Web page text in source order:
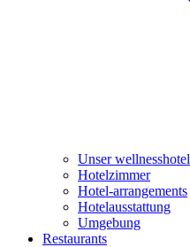
Unser wellnesshotel
Hotelzimmer
Hotel-arrangements
Hotelausstattung
Umgebung
Restaurants